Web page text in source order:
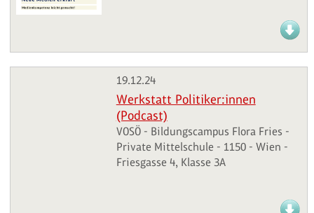
19.12.24
Werkstatt Politiker:innen
(Podcast)
VOSÖ - Bildungscampus Flora Fries -
Private Mittelschule - 1150 - Wien -
Friesgasse 4, Klasse 3A